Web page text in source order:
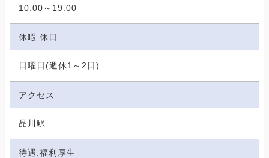
10:00～19:00
休暇.休日
日曜日(週休1～2日)
アクセス
品川駅
待遇.福利厚生